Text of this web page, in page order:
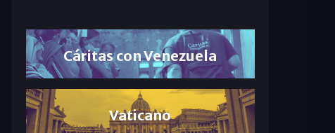
Cáritas con Venezuela
Vaticano